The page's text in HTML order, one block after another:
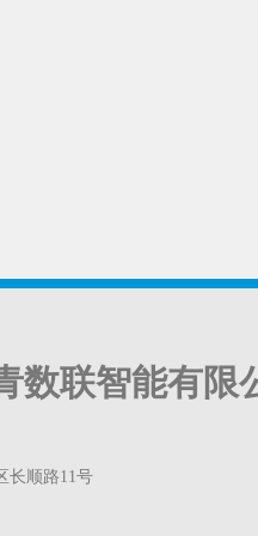
数联智能有限
长顺路11号